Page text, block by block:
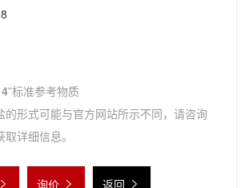
”标准参考物质
的形式可能与官方网站所示不同，请咨询
详细信息。
询价 返回